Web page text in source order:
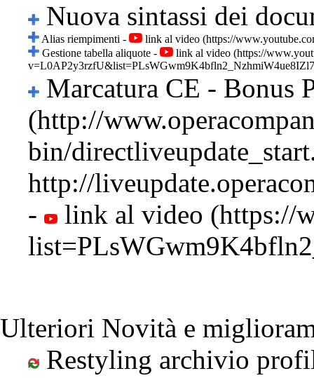
Nuova sintassi dei
Alias riempimenti -
link al video
Gestione tabella aliquote - link al video
Marcatura CE - Bonus
- link al video
Ulteriori Novità e
Restyling archivio